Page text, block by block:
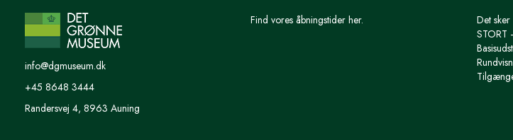
info@dgmuseum.dk
+45 8648 3444
Randersvej 4, 8963 Auning
Find vores åbningstider her.
Det sker
STORT